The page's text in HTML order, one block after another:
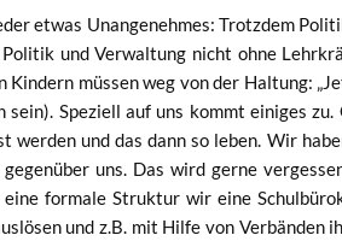
etwas Unan­ge­neh­mes: Trotz­dem
Poli­tik und Ver­wal­tung nicht ohne
Kin­dern müs­sen weg von der Hal­tung:
sein). Spe­zi­ell auf uns kommt eini­ges
wer­den und das dann so leben. Wir
uns. Das wird ger­ne
for­ma­le Struk­tur wir eine
und z.B. mit Hil­fe von